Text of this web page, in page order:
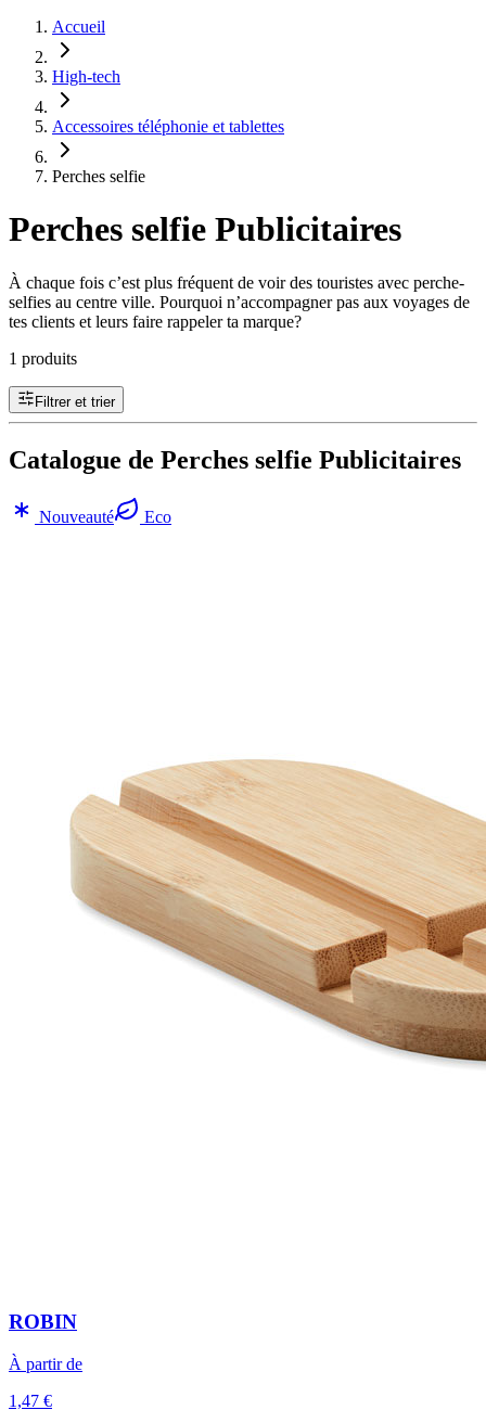
Accueil
High-tech
Accessoires téléphonie et tablettes
Perches selfie
Perches selfie Publicitaires
À chaque fois c’est plus fréquent de voir des touristes avec perche-
selfies au centre ville. Pourquoi n’accompagner pas aux voyages de
tes clients et leurs faire rappeler ta marque?
1 produits
Filtrer et trier
Catalogue de Perches selfie Publicitaires
Nouveauté Eco
ROBIN
À partir de
1,47 €